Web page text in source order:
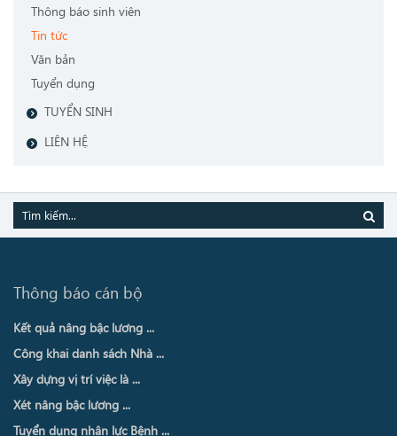
Thông báo sinh viên
Tin tức
Văn bản
Tuyển dụng
TUYỂN SINH
LIÊN HỆ
Thông báo cán bộ
Kết quả nâng bậc lương ...
Công khai danh sách Nhà ...
Xây dựng vị trí việc là ...
Xét nâng bậc lương ...
Tuyển dụng nhân lực Bệnh ...